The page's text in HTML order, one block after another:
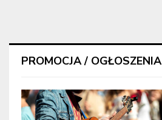
PROMOCJA / OGŁOSZENIA